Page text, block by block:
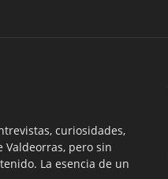
curiosidades,
pero sin
La esencia de un